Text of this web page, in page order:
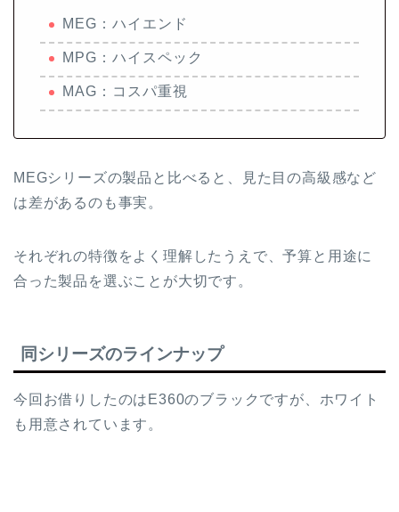
MEG：ハイエンド
MPG：ハイスペック
MAG：コスパ重視
MEGシリーズの製品と比べると、見た目の高級感など
は差があるのも事実。
それぞれの特徴をよく理解したうえで、予算と用途に
合った製品を選ぶことが大切です。
同シリーズのラインナップ
今回お借りしたのはE360のブラックですが、ホワイト
も用意されています。